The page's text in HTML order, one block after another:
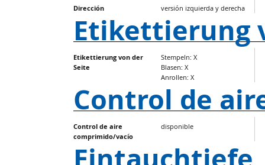
Dirección versión izquierda y derecha
Etikettierung
Etikettierung von der
Seite
Stempeln: X
Blasen: X
Anrollen: X
Control de
Control de aire
comprimido/vacío
disponible